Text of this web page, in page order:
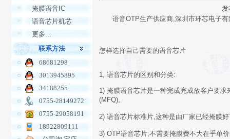
掩膜语音IC
语音芯片机芯
更多...
联系方法
68681298
3013945895
34188255
0755-28149272
0755-29058191
18922809111
语音OTP生产供应商,深圳市环芯电子有
怎样选择自己需要的语音芯片
1, 语音芯片的区别和分类:
1) 掩膜语音芯片是一种完成完成放客户要
(MFQ)。
2) 语音芯片标准片,这种是由厂家已经掩膜
3) OTP语音芯片,不需要掩膜费不大在乎单